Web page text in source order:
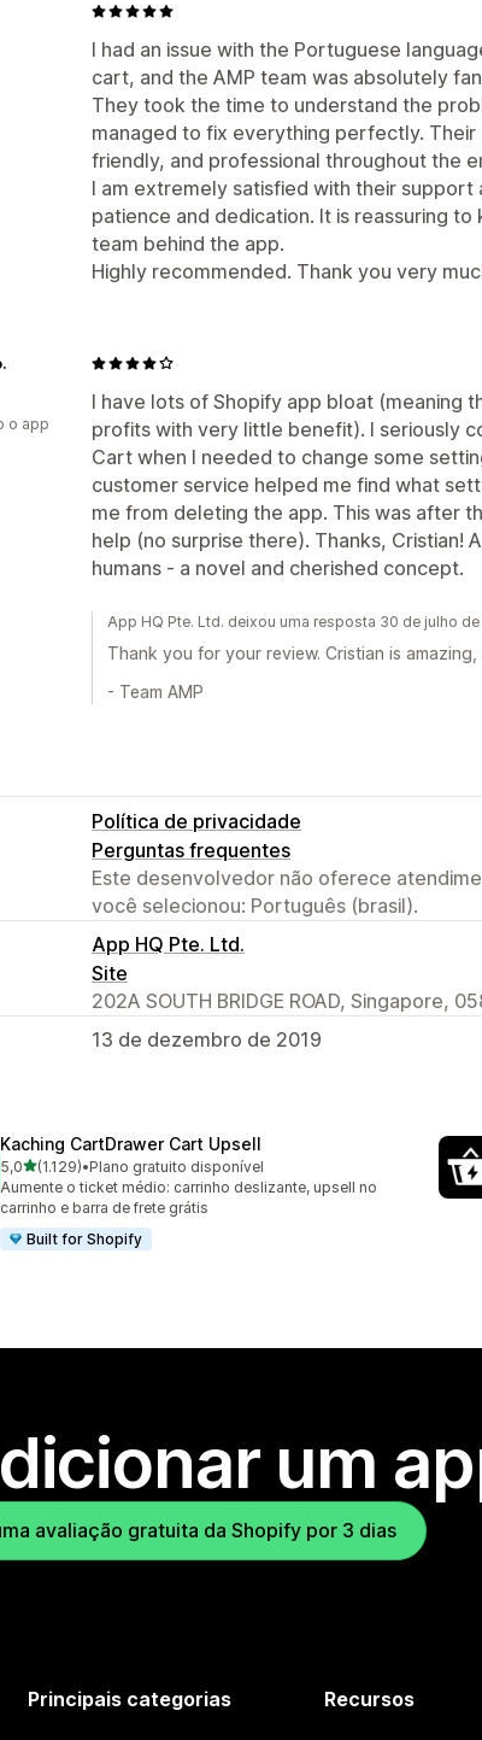
I had an issue with the Portuguese
cart, and the AMP team was absolutely
They took the time to understand the
managed to fix everything perfectly. Their
friendly, and professional throughout the
I am extremely satisfied with their
patience and dedication. It is reassuring
team behind the app.
Highly recommended. Thank you very
I have lots of Shopify app bloat (meaning
profits with very little benefit). I seriously
Cart when I needed to change some
customer service helped me find what
me from deleting the app. This was after
help (no surprise there). Thanks, Cristian!
humans - a novel and cherished concept.
o app
App HQ Pte. Ltd. deixou uma resposta 30 de julho
Thank you for your review. Cristian is
- Team AMP
Política de privacidade
Perguntas frequentes
Este desenvolvedor não oferece
você selecionou: Português (brasil).
App HQ Pte. Ltd.
Site
202A SOUTH BRIDGE ROAD, Singapore,
13 de dezembro de 2019
Kaching CartDrawer Cart Upsell
5,0de 5 estrelas
(1.129)
1129 avaliações ao todo
•Plano gratuito disponível
Aumente o ticket médio: carrinho deslizante, upsell no
carrinho e barra de frete grátis
Built for Shopify
um
avaliação gratuita da Shopify por 3 dias
Principais categorias Recursos